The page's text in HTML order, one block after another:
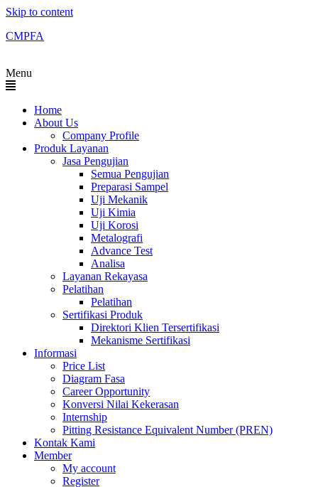
Skip to content
CMPFA
Menu
Home
About Us
Company Profile
Produk Layanan
Jasa Pengujian
Semua Pengujian
Preparasi Sampel
Uji Mekanik
Uji Kimia
Uji Korosi
Metalografi
Advance Test
Analisa
Layanan Rekayasa
Pelatihan
Pelatihan
Sertifikasi Produk
Direktori Klien Tersertifikasi
Mekanisme Sertifikasi
Informasi
Price List
Diagram Fasa
Career Opportunity
Konversi Nilai Kekerasan
Internship
Pitting Resistance Equivalent Number (PREN)
Kontak Kami
Member
My account
Register